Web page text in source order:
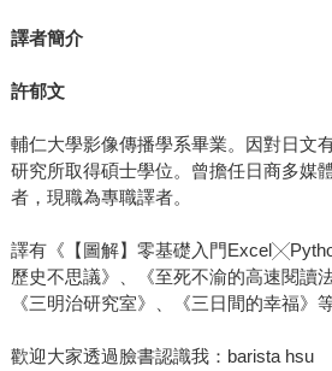
譯者簡介
許郁文
輔仁大學影像傳播學系畢業。因對日文
研究所取得碩士學位。曾擔任日商多媒
者，現職為專職譯者。
譯有《【圖解】零基礎入門
歷史不思議》、《至死不渝的高速閱讀
《三明治研究室》、《三日間的幸福》等
歡迎大家透過臉書認識我：barista hsu